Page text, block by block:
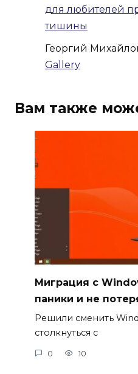
для любителей
тишины
Георгий
Gallery
Вам также
Миграция с
паники и не
Решили сменить
столкнуться с
0 10